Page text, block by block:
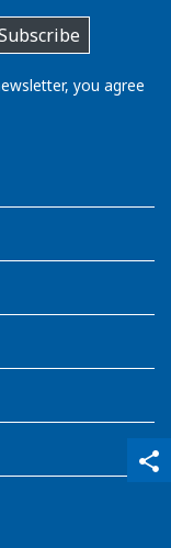
share
qr_code_scanner
content_copy
you agree